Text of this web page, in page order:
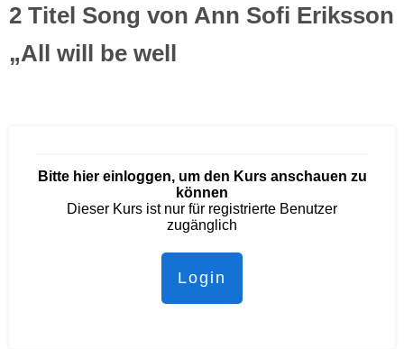
2 Titel Song von Ann Sofi Eriksson
„All will be well
Bitte hier einloggen, um den Kurs anschauen zu
können
Dieser Kurs ist nur für registrierte Benutzer
zugänglich
Login